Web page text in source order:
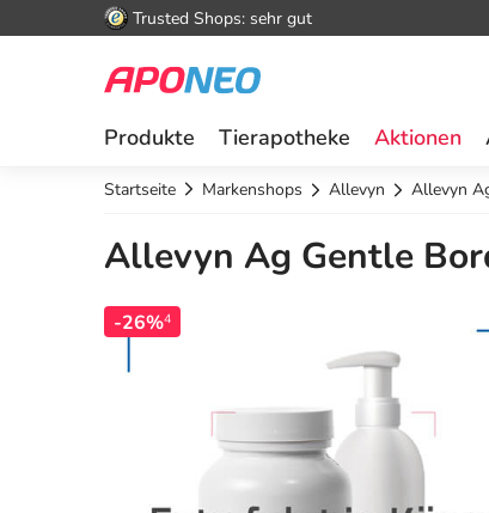
Trusted Shops: sehr gut
Produkte Tierapotheke Aktionen
Startseite Markenshops Allevyn Allevyn
Allevyn Ag Gentle
-26%4